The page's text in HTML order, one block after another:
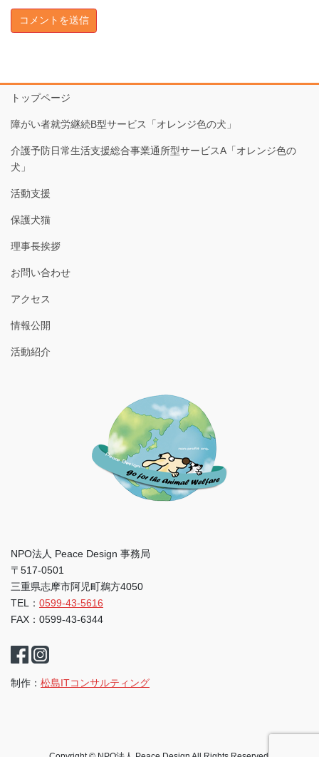
トップページ
障がい者就労継続B型サービス「オレンジ色の犬」
介護予防日常生活支援総合事業通所型サービスA「オレンジ色の
犬」
活動支援
保護犬猫
理事長挨拶
お問い合わせ
アクセス
情報公開
活動紹介
NPO法人 Peace Design 事務局
〒517-0501
三重県志摩市阿児町鵜方4050
TEL： 0599-43-5616
FAX：0599-43-6344
制作： 松島ITコンサルティング